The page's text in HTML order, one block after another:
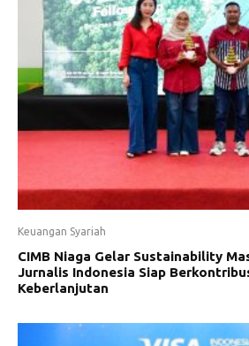
Keuangan Syariah
CIMB Niaga Gelar Sustainability
Jurnalis Indonesia Siap
Keberlanjutan